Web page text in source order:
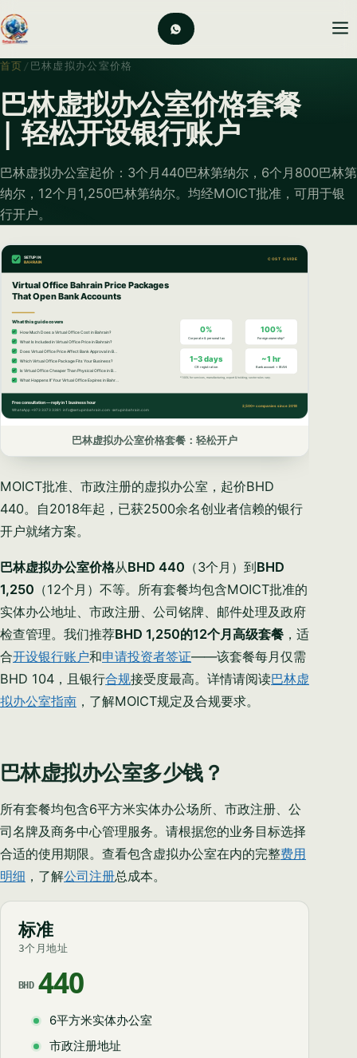
首页 / 巴林虚拟办公室价格
巴林虚拟办公室价格套餐
| 轻松开设银行账户
巴林虚拟办公室起价：3个月440巴林第纳尔，6个月800巴林第
纳尔，12个月1,250巴林第纳尔。均经MOICT批准，可用于银
行开户。
巴林虚拟办公室价格套餐：轻松开户
MOICT批准、市政注册的虚拟办公室，起价BHD
440。自2018年起，已获2500余名创业者信赖的银行
开户就绪方案。
巴林虚拟办公室价格从BHD 440 （3个月）到BHD
1,250 （12个月）不等。所有套餐均包含MOICT批准的
实体办公地址、市政注册、公司铭牌、邮件处理及政府
检查管理。我们推荐BHD 1,250的12个月高级套餐 ，适
合开设银行账户和申请投资者签证——该套餐每月仅需
BHD 104，且银行合规接受度最高。详情请阅读巴林虚
拟办公室指南 ，了解MOICT规定及合规要求。
巴林虚拟办公室多少钱？
所有套餐均包含6平方米实体办公场所、市政注册、公
司名牌及商务中心管理服务。请根据您的业务目标选择
合适的使用期限。查看包含虚拟办公室在内的完整费用
明细 ，了解公司注册总成本。
标准
3个月地址
BHD 440
6平方米实体办公室
市政注册地址